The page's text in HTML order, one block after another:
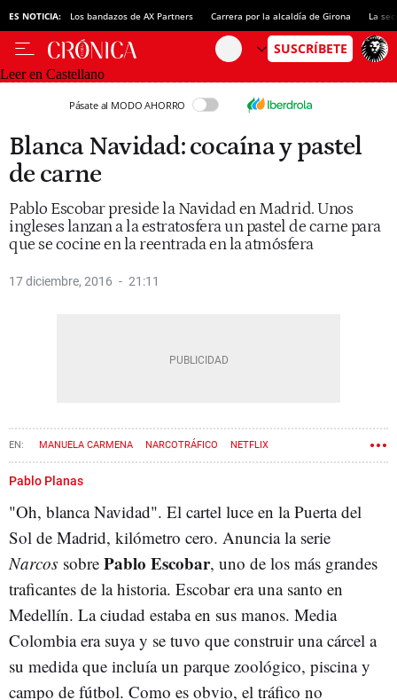
ES NOTICIA: Los bandazos de AX Partners Carrera por la alcaldía de Girona La
Leer en Castellano
Pásate al MODO AHORRO
Blanca Navidad: cocaína y pastel
de carne
Pablo Escobar preside la Navidad en Madrid. Unos
ingleses lanzan a la estratosfera un pastel de carne para
que se cocine en la reentrada en la atmósfera
17 diciembre, 2016 21:11
MANUELA CARMENA NARCOTRÁFICO NETFLIX
CRISTINA CIFUENTES
Pablo Planas
"Oh, blanca Navidad". El cartel luce en la Puerta del
Sol de Madrid, kilómetro cero. Anuncia la serie
Narcos sobre Pablo Escobar, uno de los más grandes
traficantes de la historia. Escobar era una santo en
Medellín. La ciudad estaba en sus manos. Media
Colombia era suya y se tuvo que construir una cárcel a
su medida que incluía un parque zoológico, piscina y
campo de fútbol. Como es obvio, el tráfico no